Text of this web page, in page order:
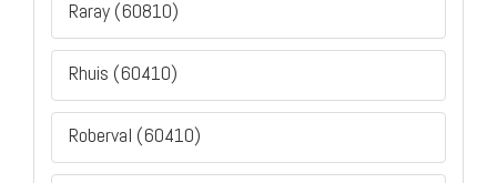
Raray (60810)
Rhuis (60410)
Roberval (60410)